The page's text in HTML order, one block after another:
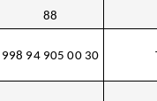
88
998 94 905 00 30